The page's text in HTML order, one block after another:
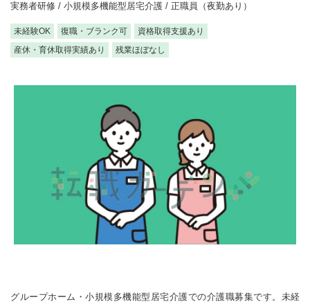
実務者研修 / 小規模多機能型居宅介護 / 正職員（夜勤あり）
未経験OK 復職・ブランク可
資格取得支援あり
産休・育休取得実績あり
残業ほぼなし
グループホーム・小規模多機能型居宅介護での介護職募集です。未経